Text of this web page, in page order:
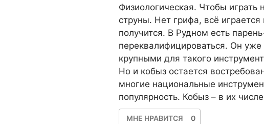
Физиологическая. Чтобы играть
струны. Нет грифа, всё
получится. В Рудном есть
переквалифицироваться. Он
крупными для такого
Но и кобыз остается
многие национальные
популярность. Кобыз – в их
МНЕ НРАВИТСЯ 0